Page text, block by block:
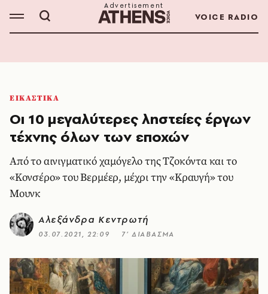
VOICE RADIO
ΕΙΚΑΣΤΙΚΑ
Οι 10 μεγαλύτερες ληστείες έργων
τέχνης όλων των εποχών
Από το αινιγματικό χαμόγελο της Τζοκόντα και το
«Κονσέρο» του Βερμέερ, μέχρι την «Κραυγή» του
Μουνκ
Αλεξάνδρα Κεντρωτή
03.07.2021, 22:09 7’ ΔΙΑΒΑΣΜΑ